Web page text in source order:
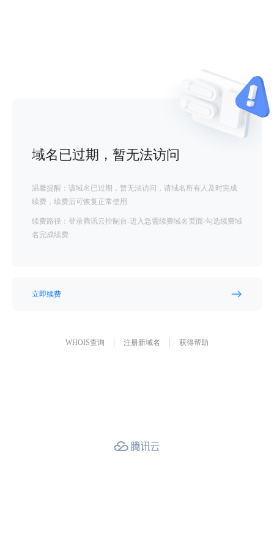
域名已过期，暂无法访问
温馨提醒：该域名已过期，暂无法访问，请域名所有人及时完成
续费，续费后可恢复正常使用
续费路径：登录腾讯云控制台-进入急需续费域名页面-勾选续费域
名完成续费
立即续费
WHOIS查询 注册新域名 获得帮助